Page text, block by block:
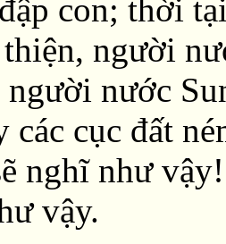
con; thời
người
nước
các cục đất
nghĩ như
vậy.